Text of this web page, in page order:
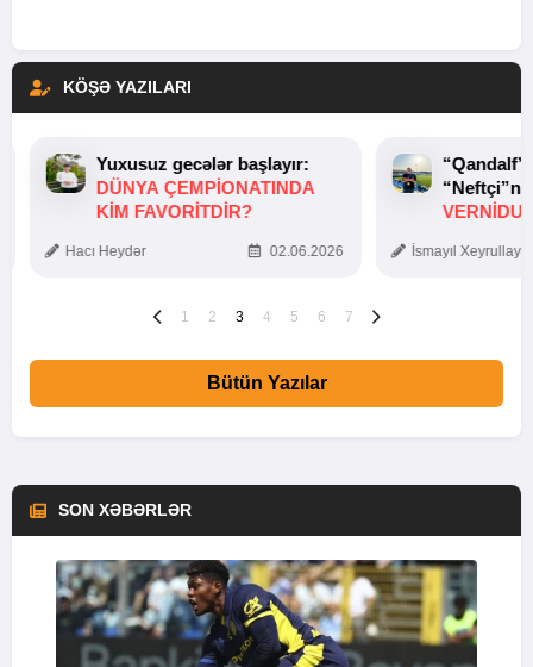
KÖŞƏ YAZILARI
Yuxusuz gecələr başlayır:
DÜNYA ÇEMPIONATINDA
KIM FAVORITDIR?
Hacı Heydər 02.06.2026 İsmayıl
1 2 3 4 5 6 7
Bütün Yazılar
SON XƏBƏRLƏR